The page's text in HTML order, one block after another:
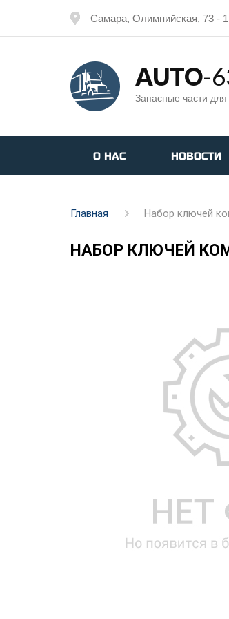
Самара, Олимпийская, 73 -
AUTO-
Запасные части для
О НАС НОВОСТИ
Главная Набор ключей
НАБОР КЛЮЧЕЙ